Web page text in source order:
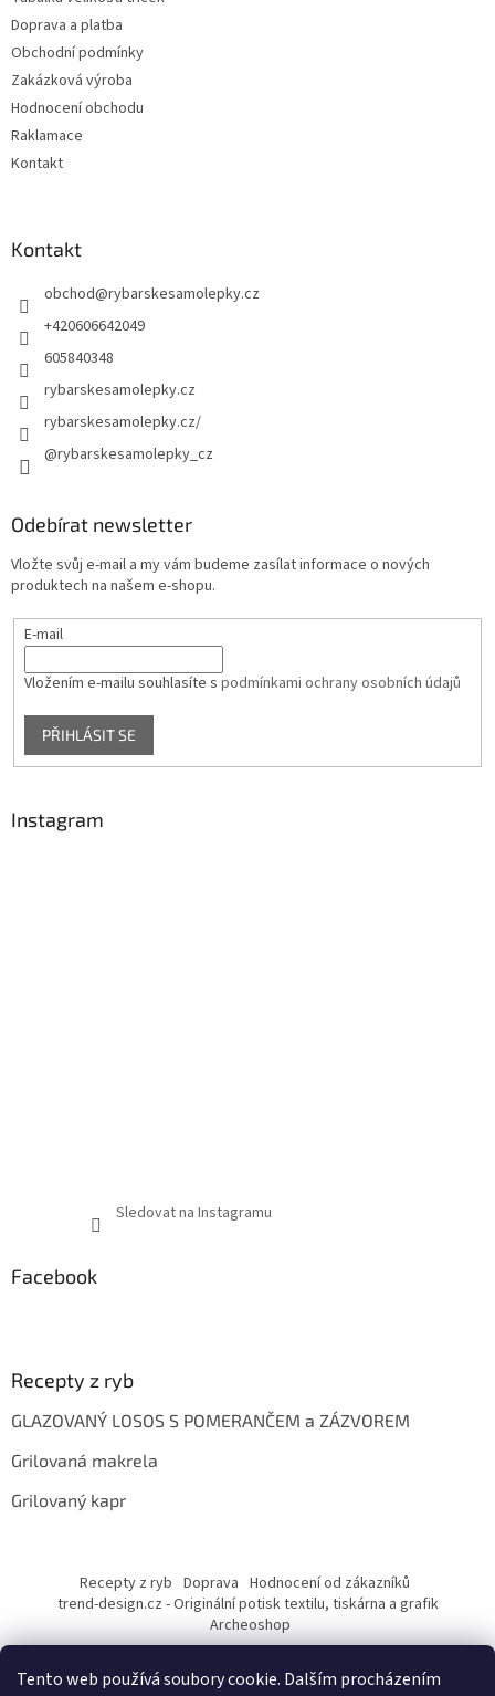
Tento web používá soubory cookie. Dalším procházením
Doprava a platba
Obchodní podmínky
Zakázková výroba
Hodnocení obchodu
Raklamace
Kontakt
Kontakt
obchod@rybarskesamolepky.cz
+420606642049
605840348
rybarskesamolepky.cz
rybarskesamolepky.cz/
@rybarskesamolepky_cz
Odebírat newsletter
Vložte svůj e-mail a my vám budeme zasílat informace o nových
produktech na našem e-shopu.
E-mail
Vložením e-mailu souhlasíte s podmínkami ochrany osobních údajů
PŘIHLÁSIT SE
Instagram
Sledovat na Instagramu
Facebook
Recepty z ryb
GLAZOVANÝ LOSOS S POMERANČEM a ZÁZVOREM
Grilovaná makrela
Grilovaný kapr
Recepty z ryb Doprava Hodnocení od zákazníků
trend-design.cz - Originální potisk textilu, tiskárna a grafik
Archeoshop